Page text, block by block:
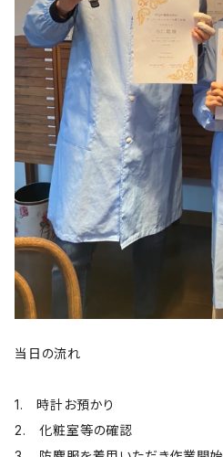
当日の流れ
1. 時計お預かり
2. 化粧室等の確認